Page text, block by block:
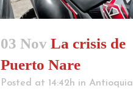
03 Nov La crisis de
Puerto Nare
Posted at 14:42h in Antioquia